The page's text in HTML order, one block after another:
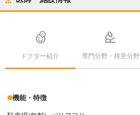
ドクター紹介 専門分野・得意分野
機能・特徴